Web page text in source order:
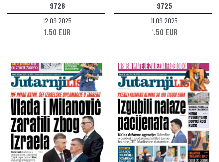
9726
12.09.2025
1.50 EUR
9725
11.09.2025
1.50 EUR